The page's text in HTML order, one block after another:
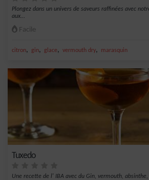
Plongez dans un univers de saveurs raffinées avec
aux...
Facile
citron, gin, glace, vermouth dry, marasquin
Tuxedo
Une recette de l' IBA avec du Gin, vermouth,